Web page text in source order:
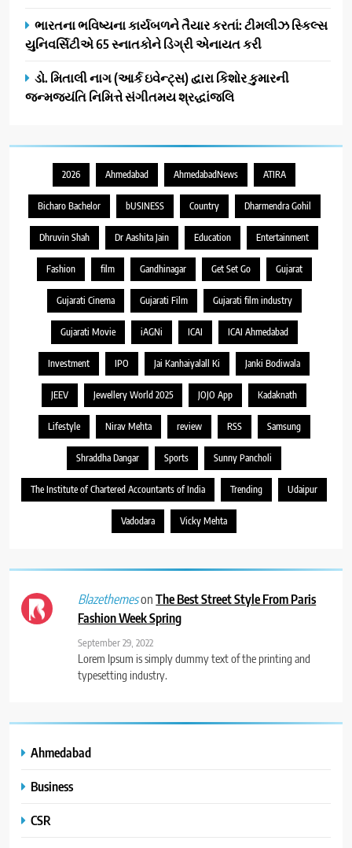
ભારતના ભવિષ્યના કાર્યબળને તૈયાર કરતાં: ટીમલીઝ સ્કિલ્સ
યુનિવર્સિટીએ 65 સ્નાતકોને ડિગ્રી એનાયત કરી
ડો. મિતાલી નાગ (આર્ક ઇવેન્ટ્સ) દ્વારા કિશોર કુમારની
જન્મજયંતિ નિમિત્તે સંગીતમય શ્રદ્ધાંજલિ
2026 Ahmedabad AhmedabadNews ATIRA
Bicharo Bachelor bUSINESS Country Dharmendra Gohil
Dhruvin Shah Dr Aashita Jain Education Entertainment
Fashion film Gandhinagar Get Set Go Gujarat
Gujarati Cinema Gujarati Film Gujarati film industry
Gujarati Movie iAGNi ICAI ICAI Ahmedabad
Investment IPO Jai Kanhaiyalall Ki Janki Bodiwala
JEEV Jewellery World 2025 JOJO App Kadaknath
Lifestyle Nirav Mehta review RSS Samsung
Shraddha Dangar Sports Sunny Pancholi
The Institute of Chartered Accountants of India Trending Udaipur
Vadodara Vicky Mehta
BlazethemesonThe Best Street Style From Paris
Fashion Week Spring
September 29, 2022
Lorem Ipsum is simply dummy text of the printing and
typesetting industry.
Ahmedabad
Business
CSR